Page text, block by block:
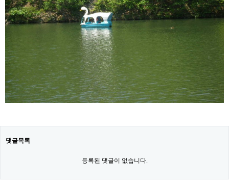
댓글목록
등록된 댓글이 없습니다.